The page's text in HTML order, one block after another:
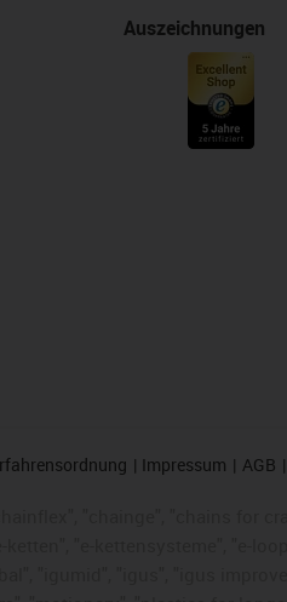
Auszeichnungen
Impressum AGB